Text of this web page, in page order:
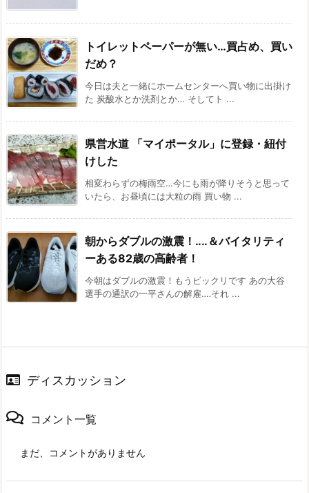
トイレットペーパーが無い…買占め、買い
だめ？
今日は夫と一緒にホームセンターへ買い物に出掛け
た 炭酸水とか洗剤とか… そしてト ...
県営水道 「マイポータル」に登録・紐付
けした
相変わらずの梅雨空…今にも雨が降りそうと思って
いたら、お昼頃には大粒の雨 買い物 ...
朝からダブルの激震！‥‥＆バイタリティ
ーある82歳の高齢者！
今朝はダブルの激震！もうビックリです あの大谷
選手の通訳の一平さんの解雇‥‥それ ...
ディスカッション
コメント一覧
まだ、コメントがありません